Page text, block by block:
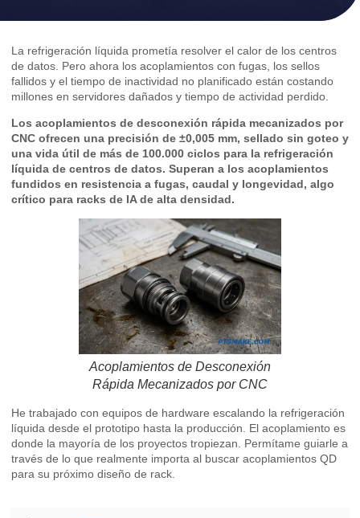
La refrigeración líquida prometía resolver el calor de los centros
de datos. Pero ahora los acoplamientos con fugas, los sellos
fallidos y el tiempo de inactividad no planificado están costando
millones en servidores dañados y tiempo de actividad perdido.
Los acoplamientos de desconexión rápida mecanizados por
CNC ofrecen una precisión de ±0,005 mm, sellado sin goteo y
una vida útil de más de 100.000 ciclos para la refrigeración
líquida de centros de datos. Superan a los acoplamientos
fundidos en resistencia a fugas, caudal y longevidad, algo
crítico para racks de IA de alta densidad.
Acoplamientos de Desconexión
Rápida Mecanizados por CNC
He trabajado con equipos de hardware escalando la refrigeración
líquida desde el prototipo hasta la producción. El acoplamiento es
donde la mayoría de los proyectos tropiezan. Permítame guiarle a
través de lo que realmente importa al buscar acoplamientos QD
para su próximo diseño de rack.